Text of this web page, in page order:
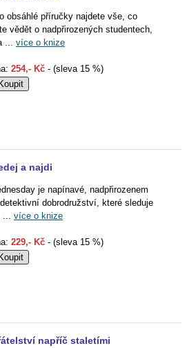
obsáhlé příručky najdete vše, co
vědět o nadpřirozených studentech,
... více o knize
254,- Kč - (sleva 15 %)
a najdi
je napínavé, nadpřirozenem
dobrodružství, které sleduje
... více o knize
229,- Kč - (sleva 15 %)
napříč staletími